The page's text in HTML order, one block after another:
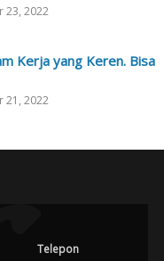
23, 2022
Kerja yang Keren. Bisa
21, 2022
Telepon